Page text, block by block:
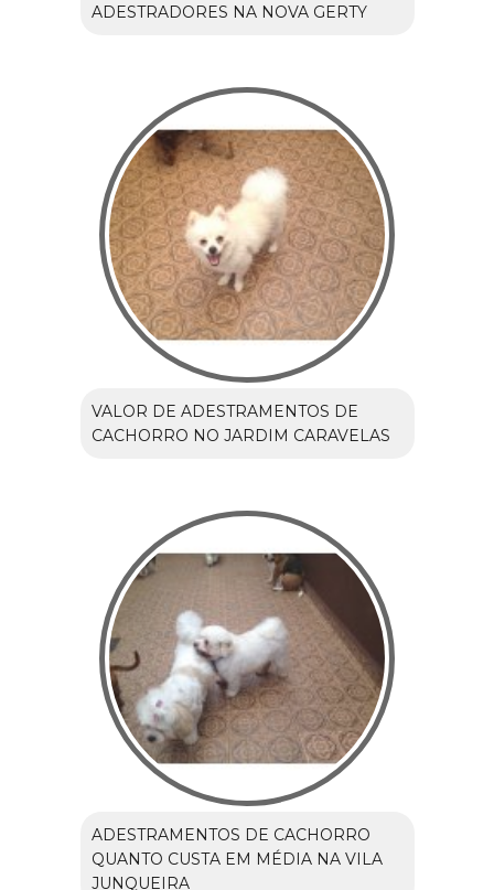
ADESTRADORES NA NOVA GERTY
VALOR DE ADESTRAMENTOS DE
CACHORRO NO JARDIM CARAVELAS
ADESTRAMENTOS DE CACHORRO
QUANTO CUSTA EM MÉDIA NA VILA
JUNQUEIRA